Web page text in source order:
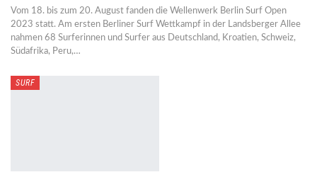
Vom 18. bis zum 20. August fanden die Wellenwerk Berlin Surf Open
2023 statt. Am ersten Berliner Surf Wettkampf in der Landsberger Allee
nahmen 68 Surferinnen und Surfer aus Deutschland, Kroatien, Schweiz,
Südafrika, Peru,…
SURF